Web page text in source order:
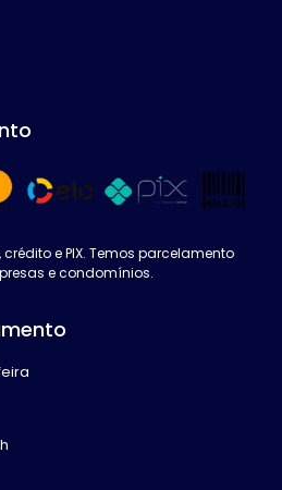
e PIX. Temos parcelamento
e condomínios.